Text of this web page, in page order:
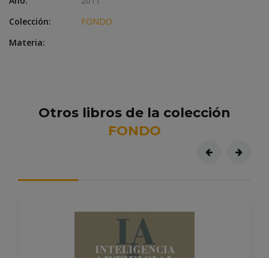
Colección:
FONDO
Materia:
Otros libros de la colección
FONDO